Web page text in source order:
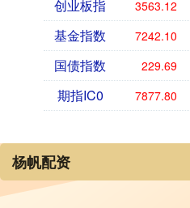
创业板指 3563.12
基金指数 7242.10
国债指数 229.69
期指IC0 7877.80
杨帆配资